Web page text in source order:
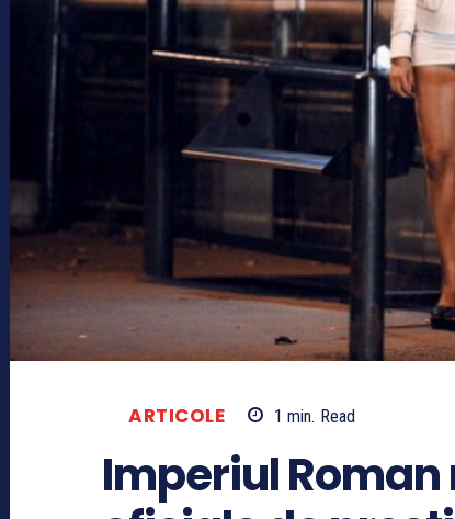
ARTICOLE 1 min. Read
Imperiul Roman